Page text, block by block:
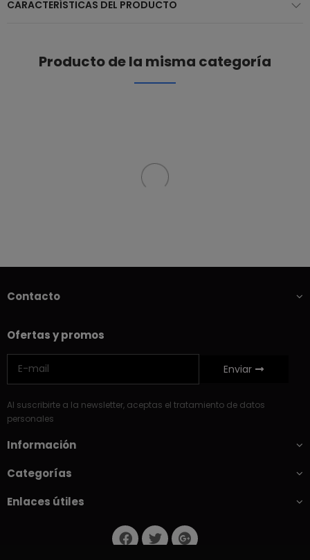
CARACTERÍSTICAS DEL PRODUCTO
Producto de la misma categoría
Contacto
Ofertas y promos
Enviar
Al suscribirte a la newsletter, aceptas el tratamiento de datos
personales
Información
Categorías
Enlaces útiles